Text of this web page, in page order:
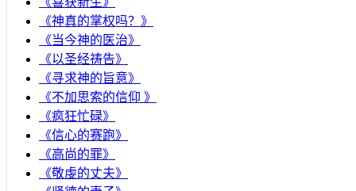
《神真的掌权吗？》
《当今神的医治》
《以圣经祷告》
《寻求神的旨意》
《不加思索的信仰 》
《疯狂忙碌》
《信心的赛跑》
《高尚的罪》
《敬虔的丈夫》